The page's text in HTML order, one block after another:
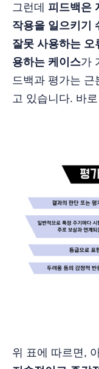
그런데 피드백은
작용을 일으키기
잘못 사용하는 오
용하는 케이스가
드백과 평가는
고 있습니다. 바
위 표에 따르면,